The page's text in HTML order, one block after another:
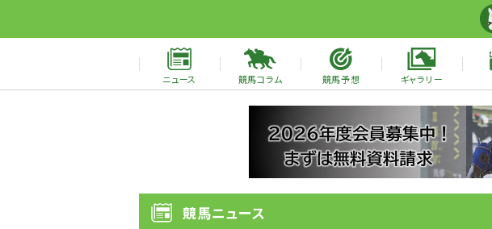
ニュース 競馬コラム 競馬予想 ギャラリー
競馬ニュース